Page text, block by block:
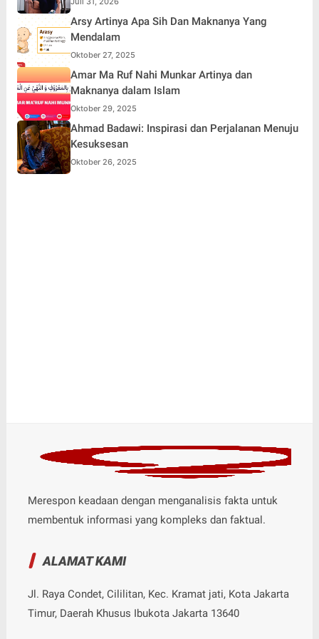
Arsy Artinya Apa Sih Dan Maknanya Yang
Mendalam
Oktober 27, 2025
Amar Ma Ruf Nahi Munkar Artinya dan
Maknanya dalam Islam
Oktober 29, 2025
Ahmad Badawi: Inspirasi dan Perjalanan Menuju
Kesuksesan
Oktober 26, 2025
Merespon keadaan dengan menganalisis fakta untuk
membentuk informasi yang kompleks dan faktual.
ALAMAT KAMI
Jl. Raya Condet, Cililitan, Kec. Kramat jati, Kota Jakarta
Timur, Daerah Khusus Ibukota Jakarta 13640